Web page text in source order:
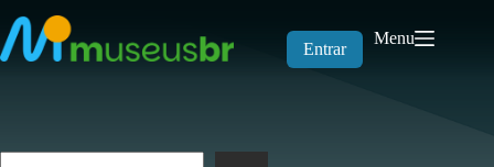
para
o
conteúdo
Entrar
Menu